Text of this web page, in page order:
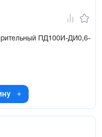
ПД100И-ДИ0,6-